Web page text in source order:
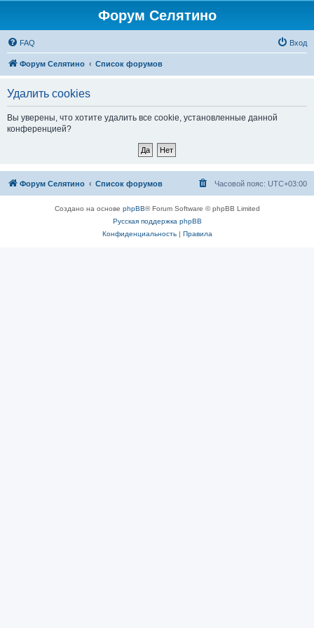
Форум Селятино
FAQ Вход
Форум Селятино Список форумов
Удалить cookies
Вы уверены, что хотите удалить все cookie, установленные данной
конференцией?
Форум Селятино Список форумов Часовой пояс: UTC+03:00
Создано на основе phpBB® Forum Software © phpBB Limited
Русская поддержка phpBB
Конфиденциальность| Правила